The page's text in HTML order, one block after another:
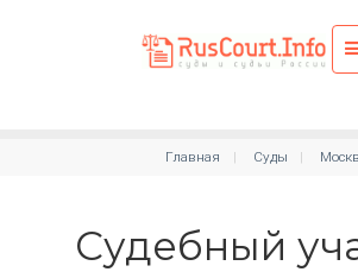
Главная Суды
Судебный